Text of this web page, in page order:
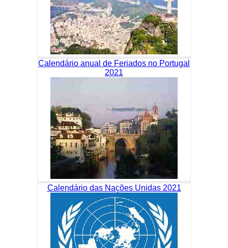
Calendário anual de Feriados no Portugal
2021
Calendário das Nações Unidas 2021